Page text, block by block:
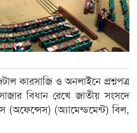
কারসাজি ও অনলাইনে প্রশ্নপত্র
বিধান রেখে জাতীয় সংসদে
(অফেন্সেস) (অ্যামেন্ডমেন্ট) বিল,